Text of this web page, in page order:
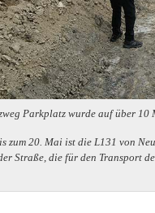
Parkplatz wurde auf über 10
zum 20. Mai ist die L131 von
Straße, die für den Transport